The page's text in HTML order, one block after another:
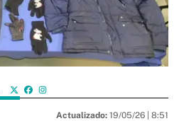
Actualizado: 19/05/26 | 8:51